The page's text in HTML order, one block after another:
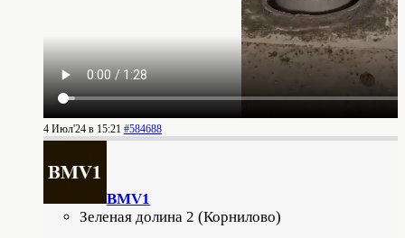
4 Июл'24 в 15:21 #584688
BMV1
Зеленая долина 2 (Корнилово)